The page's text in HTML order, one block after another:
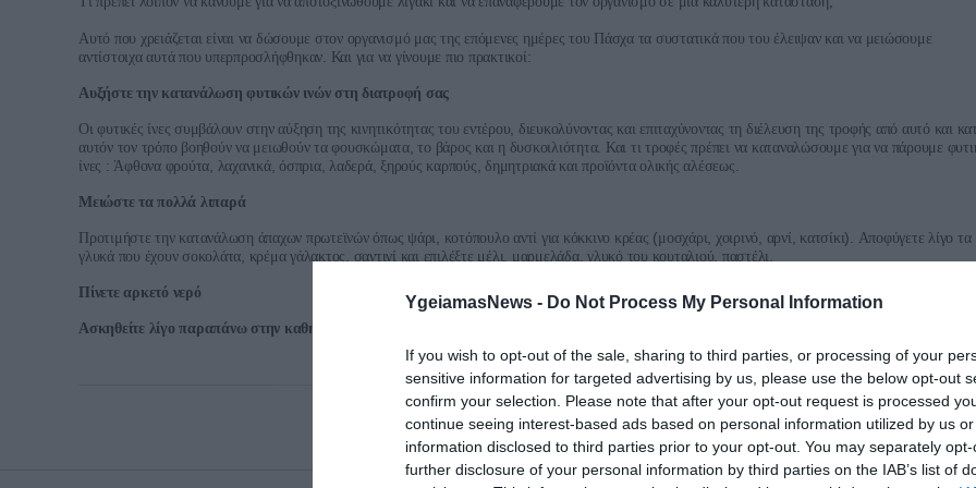
YgeiamasNews - Do Not Process My Personal Information
If you wish to opt-out of the sale, sharing to third parties, or processing of your
sensitive information for targeted advertising by us, please use the below opt-out
confirm your selection. Please note that after your opt-out request is processed
continue seeing interest-based ads based on personal information utilized by us
information disclosed to third parties prior to your opt-out. You may separately
further disclosure of your personal information by third parties on the IAB’s list of
Αυτό που χρειάζεται είναι να δώσουμε στον οργανισμό μας της επόμενες ημέρες του Πάσχα τα συστατικά που του έλειψαν και να μειώσουμε
αντίστοιχα αυτά που υπερπροσλήφθηκαν Και για να γίνουμε πιο πρακτικοί:
Αυξήστε την κατανάλωση φυτικών ινών στη διατροφή σας
Οι φυτικές ίνες συμβάλουν στην αύξηση της κινητικότητας του εντέρου διευκολύνοντας και επιταχύνοντας τη διέλευση της τροφής από αυτό και κατ
αυτόν τον τρόπο βοηθούν να μειωθούν τα φουσκώματα,το βάρος και η δυσκοιλιότητα. Και τι τροφές πρέπει να καταναλώσουμε για να πάρουμε
ίνες : Άφθονα φρούτα λαχανικά, όσπρια, λαδερά, ξηρούς καρπούς δημητριακά και προϊόντα ολικής αλέσεως
Μειώστε τα πολλά λιπαρά
Προτιμήστε την κατανάλωση άπαχων πρωτεϊνών όπως ψάρι κοτόπουλο αντί για κόκκινο κρέας (μοσχάρι χοιρινό αρνί κατσίκι). Αποφύγετε λίγο τα
γλυκά που έχουν σοκολάτα κρέμα γάλακτος σαντιγί και επιλέξτε μέλι μαρμελάδα, γλυκό του κουταλιού παστέλι
Πίνετε αρκετό νερό
Ασκηθείτε λίγο παραπάνω στην καθημερινότητά